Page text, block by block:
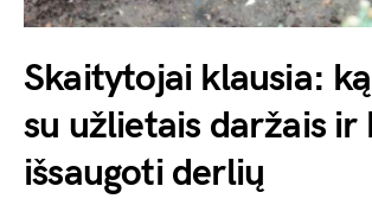
Skaitytojai klausia:
su užlietais daržais ir
išsaugoti derlių